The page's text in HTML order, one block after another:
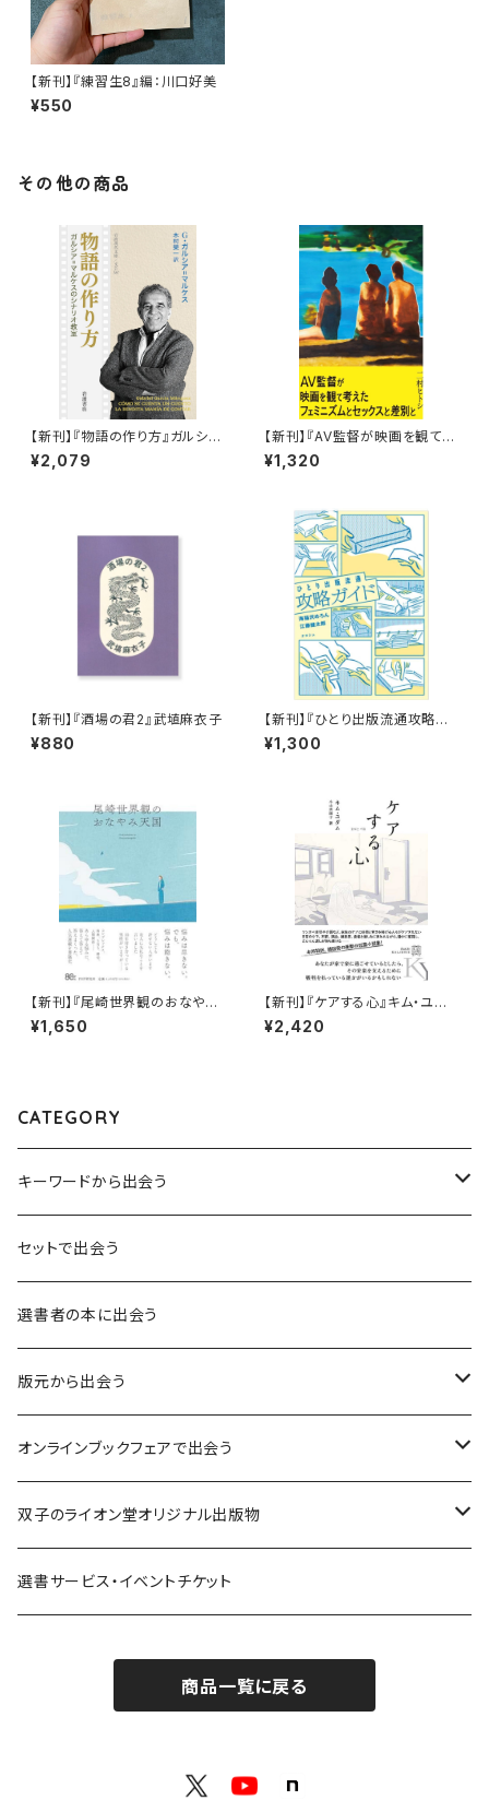
【新刊】『練習生8』編：川口好美
¥550
その他の商品
【新刊】『物語の作り方』ガルシア
=マルケス
¥2,079
【新刊】『AV監督が映画を観て考
えた考えたフェミニズムとセック
スと差別と』二村ヒトシ
¥1,320
【新刊】『酒場の君2』武埴麻衣子
¥880
【新刊】『ひとり出版流通攻略ガ
イド』海猫沢めろん・江藤健太郎
¥1,300
【新刊】『尾崎世界観のおなやみ
天国』尾崎世界観
¥1,650
【新刊】『ケアする心』キム・ユダ
ム、小山内園子【訳】
¥2,420
CATEGORY
キーワードから出会う
言葉：思考の種となるもの
異界：日常から離れた視点
意志：自ら進む力
解体：固定観念を壊す
熱源：情熱を呼び起こす
共鳴：他者や世界とつながる
記憶：過去と向き合う
余白：答えを出さない時間
セットで出会う
選書者の本に出会う
版元から出会う
荒蝦夷フェア
クオン
寿郎社
オンラインブックフェアで出会う
本屋発の文芸誌『しししし』フェア！！
韓国文学フェア！！
ZINE・同人誌フェア！！（2023年11月）
詩歌フェア！！（2023年10月）
双子のライオン堂オリジナル出版物
書籍
選書サービス・イベントチケット
商品一覧に戻る